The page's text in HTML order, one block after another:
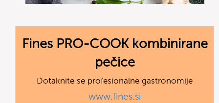
Fines PRO-COOK kombinirane
pečice
Dotaknite se profesionalne gastronomije
www.fines.si